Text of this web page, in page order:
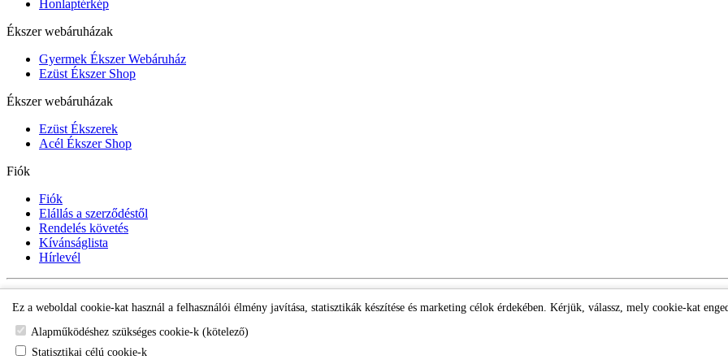
Honlaptérkép
Ékszer webáruházak
Gyermek Ékszer Webáruház
Ezüst Ékszer Shop
Ékszer webáruházak
Ezüst Ékszerek
Acél Ékszer Shop
Fiók
Fiók
Elállás a szerződéstől
Rendelés követés
Kívánságlista
Hírlevél
Ez a weboldal cookie-kat használ a felhasználói élmény javítása, statisztikák készítése és marketing célok érdekében. Kérjük, válassz, mely cookie-kat
Alapműködéshez szükséges cookie-k (kötelező)
Statisztikai célú cookie-k